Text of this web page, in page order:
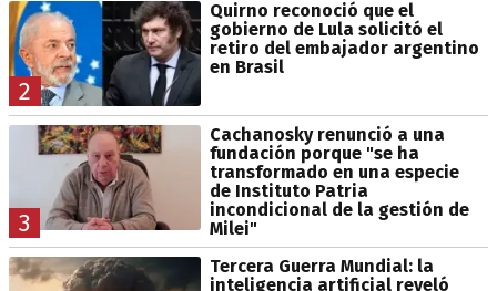
2
Quirno reconoció que el
gobierno de Lula solicitó el
retiro del embajador argentino
en Brasil
3
Cachanosky renunció a una
fundación porque "se ha
transformado en una especie
de Instituto Patria
incondicional de la gestión de
Milei"
Tercera Guerra Mundial: la
inteligencia artificial reveló